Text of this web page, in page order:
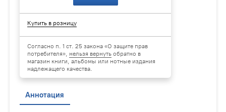
Купить в розницу
Согласно п. 1 ст. 25 закона «О защите прав
потребителя», нельзя вернуть обратно в
магазин книги, альбомы или нотные издания
надлежащего качества.
Аннотация